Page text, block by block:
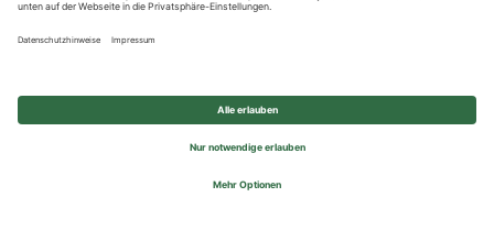
© 2026 REWE Group - All rights reserved